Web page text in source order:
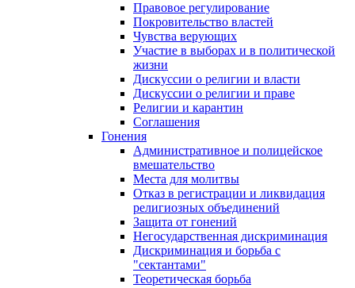
Правовое регулирование
Покровительство властей
Чувства верующих
Участие в выборах и в политической
жизни
Дискуссии о религии и власти
Дискуссии о религии и праве
Религии и карантин
Соглашения
Гонения
Административное и полицейское
вмешательство
Места для молитвы
Отказ в регистрации и ликвидация
религиозных объединений
Защита от гонений
Негосударственная дискриминация
Дискриминация и борьба с
"сектантами"
Теоретическая борьба